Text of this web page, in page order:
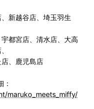
新越谷店、埼玉羽生
都宮店、清水店、大高
、鹿児島店
maruko_meets_miffy/